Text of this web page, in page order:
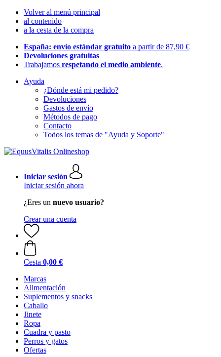
Volver al menú principal
al contenido
a la cesta de la compra
España: envío estándar gratuito a partir de 87,90 €
Devoluciones gratuitas
Trabajamos respetando el medio ambiente.
Ayuda
¿Dónde está mi pedido?
Devoluciones
Gastos de envío
Métodos de pago
Contacto
Todos los temas de "Ayuda y Soporte"
Iniciar sesión
Iniciar sesión ahora
¿Eres un nuevo usuario?
Crear una cuenta
Cesta 0,00 €
Marcas
Alimentación
Suplementos y snacks
Caballo
Jinete
Ropa
Cuadra y pasto
Perros y gatos
Ofertas